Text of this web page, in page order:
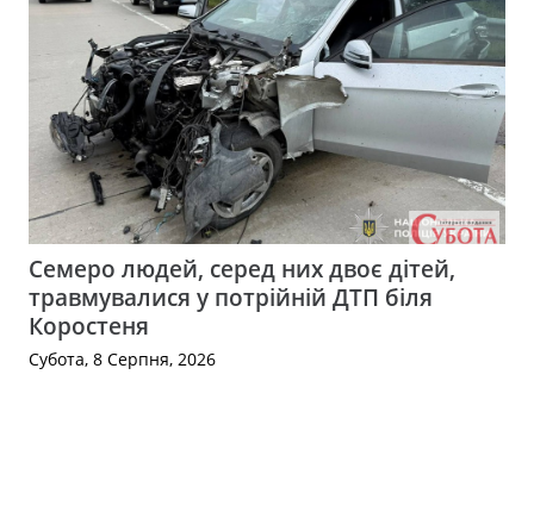
Семеро людей, серед них двоє дітей,
травмувалися у потрійній ДТП біля
Коростеня
Субота, 8 Серпня, 2026